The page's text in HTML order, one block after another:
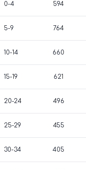
0-4 594
5-9 764
10-14 660
15-19 621
20-24 496
25-29 455
30-34 405